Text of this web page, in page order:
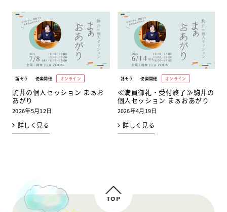
話そう 傍楽開催 オンライン
駒井の個人セッション まぁお
あがり
2026年5月12日
詳しく見る
話そう 傍楽開催 オンライン
≪満員御礼・受付終了≫駒井の
個人セッション まぁおあがり
2026年4月19日
詳しく見る
TOP